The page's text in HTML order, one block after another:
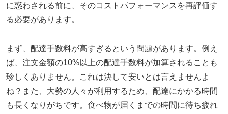
に惑わされる前に、そのコストパフォーマンスを再評価す
る必要があります。
まず、配達手数料が高すぎるという問題があります。例え
ば、注文金額の10%以上の配達手数料が加算されることも
珍しくありません。これは決して安いとは言えませんよ
ね？また、大勢の人々が利用するため、配達にかかる時間
も長くなりがちです。食べ物が届くまでの時間に待ち疲れ